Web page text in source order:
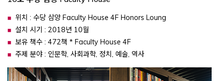
위치 : 수당 삼양 Faculty House 4F Honors Loung
설치 시기 : 2018년 10월
보유 책수 : 472책 * Faculty House 4F
주제 분야 : 인문학, 사회과학, 정치, 예술, 역사